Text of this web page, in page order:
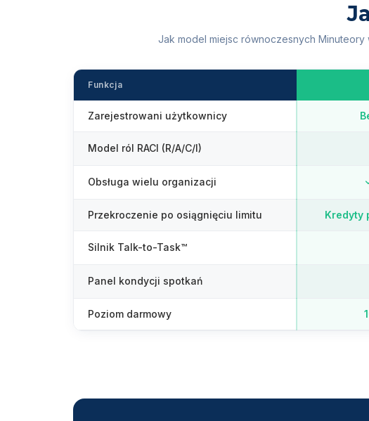
Jak model miejsc równoczesnych
Funkcja
Zarejestrowani użytkownicy
Model ról RACI (R/A/C/I)
Obsługa wielu organizacji
Przekroczenie po osiągnięciu limitu Kredyty
Silnik Talk-to-Task™
Panel kondycji spotkań
Poziom darmowy